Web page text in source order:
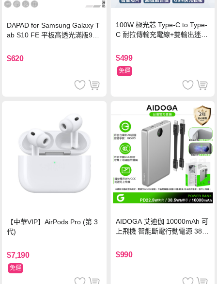
DAPAD for Samsung Galaxy T
ab S10 FE 平板高透光滿版9H
$620
100W 極光芯 Type-C to Type-
C 耐拉傳輸充電線+雙輸出迷你
$499
免運
【中華VIP】AirPods Pro (第 3
代)
$7,190
免運
AIDOGA 艾迪伽 10000mAh 可
上飛機 智能斷電行動電源 38.5
灣BSMI/中國CCC/歐美CE/FCC
認證
$990